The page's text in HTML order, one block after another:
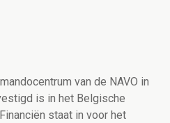
van de NAVO in
is in het Belgische
staat in voor het